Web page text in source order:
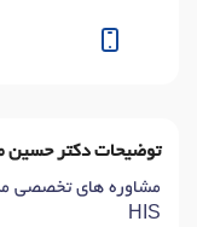
توضیحات دکتر حسین
مشاوره های تخصصی
HIS